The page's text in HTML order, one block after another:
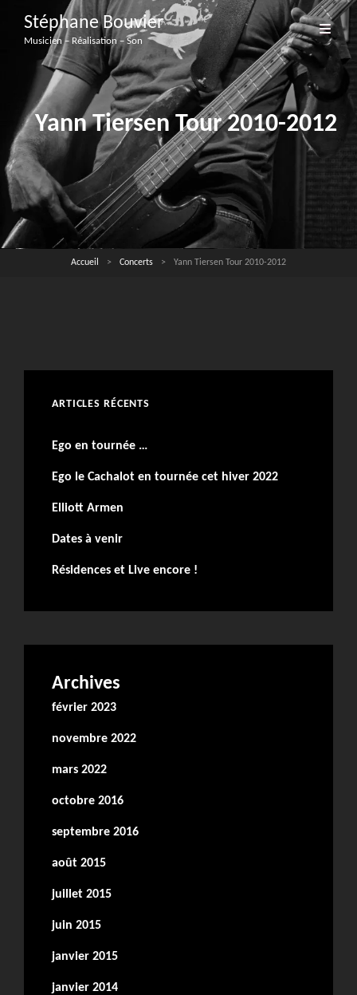
Stéphane Bouvier
Musicien – Réalisation – Son
Yann Tiersen Tour 2010-2012
Accueil > Concerts > Yann Tiersen Tour 2010-2012
ARTICLES RÉCENTS
Ego en tournée …
Ego le Cachalot en tournée cet hiver 2022
Elliott Armen
Dates à venir
Résidences et Live encore !
Archives
février 2023
novembre 2022
mars 2022
octobre 2016
septembre 2016
août 2015
juillet 2015
juin 2015
janvier 2015
janvier 2014